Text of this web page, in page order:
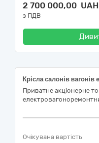
2 700 000,00 UAH
з ПДВ
Приватне акціонерне
Очікувана вартість